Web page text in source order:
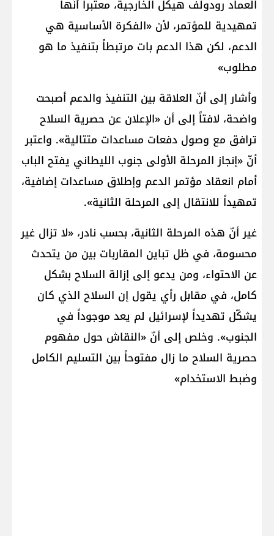
العماد رودولف هيكل الخارجية، معتبراً أنّها
تمهيدية للمؤتمر، لأن «الفكرة الأساسية هي
الدعم، لكن هذا الدعم بات مرتبطاً بتنفيذ ما هو
مطلوب»
وأشار إلى أنّ العلاقة بين التنفيذ والدعم أصبحت
واضحة، لافتاً إلى أن «الإعلان عن حصرية السلاح
ترافق مع وصول دفعات مساعدات متتالية». واعتبر
أنّ «إنجاز المرحلة الأولى جنوب الليطاني يفتح الباب
أمام انعقاد مؤتمر الدعم وإطلاق مساعدات إضافية،
تمهيداً للانتقال إلى المرحلة الثانية».
غير أنّ هذه المرحلة الثانية، بحسب نادر، «لا تزال غير
محسومة، في ظل تباين المقاربات بين من يتحدث
عن الاحتواء، ومن يدعو إلى إزالة السلاح بشكل
كامل، في مقابل رأي يقول إن السلاح الذي كان
يشكّل تهديداً لإسرائيل لم يعد موجوداً في
الجنوب». وخلص إلى أنّ «النقاش حول مفهوم
حصرية السلاح ما زال مفتوحاً بين التسليم الكامل
وضبط الاستخدام»